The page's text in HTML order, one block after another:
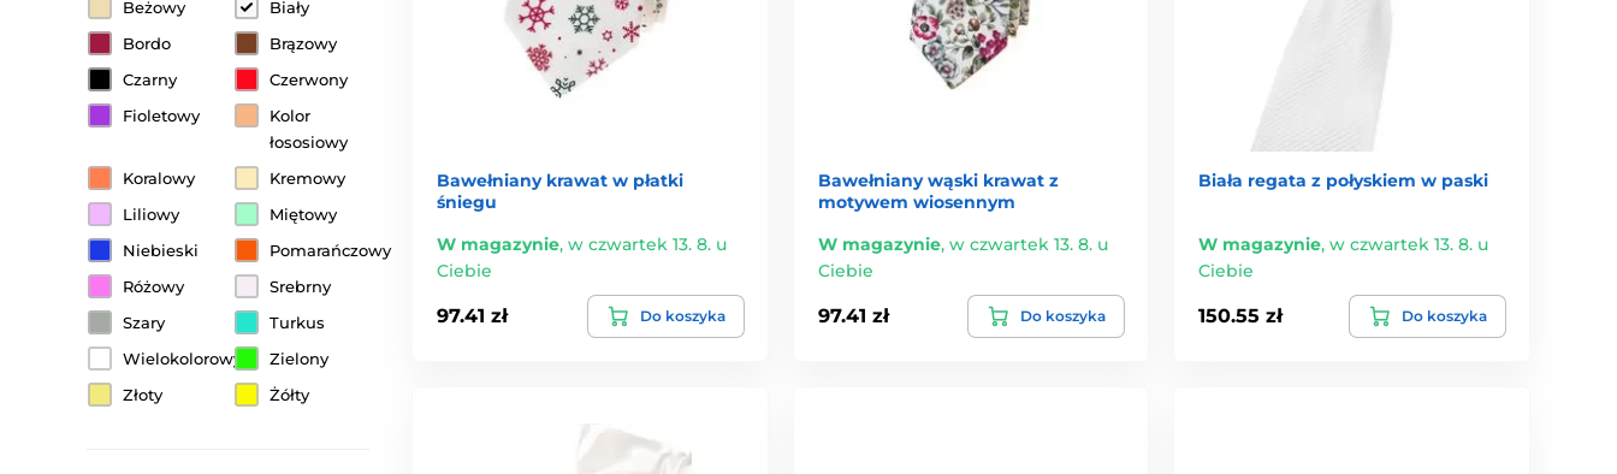
Beżowy
Biały
Bordo
Brązowy
Czarny
Czerwony
Fioletowy
Kolor
łososiowy
Koralowy
Kremowy
Liliowy
Miętowy
Niebieski
Pomarańczowy
Różowy
Srebrny
Szary
Turkus
Wielokolorowy
Zielony
Złoty
Żółty
Bawełniany krawat w płatki
śniegu
W magazynie, w czwartek 13. 8. u
Ciebie
97.41 zł Do koszyka
Bawełniany wąski krawat z
motywem wiosennym
W magazynie, w czwartek 13. 8. u
Ciebie
97.41 zł Do koszyka
Biała regata z połyskiem w paski
W magazynie,w czwartek 13. 8. u
Ciebie
150.55 zł Do koszyka